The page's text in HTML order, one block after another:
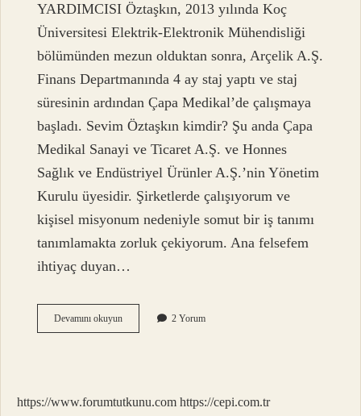
YARDIMCISI Öztaşkın, 2013 yılında Koç
Üniversitesi Elektrik-Elektronik Mühendisliği
bölümünden mezun olduktan sonra, Arçelik A.Ş.
Finans Departmanında 4 ay staj yaptı ve staj
süresinin ardından Çapa Medikal’de çalışmaya
başladı. Sevim Öztaşkın kimdir? Şu anda Çapa
Medikal Sanayi ve Ticaret A.Ş. ve Honnes
Sağlık ve Endüstriyel Ürünler A.Ş.’nin Yönetim
Kurulu üyesidir. Şirketlerde çalışıyorum ve
kişisel misyonum nedeniyle somut bir iş tanımı
tanımlamakta zorluk çekiyorum. Ana felsefem
ihtiyaç duyan…
Devamını okuyunMedikal
Sahibi
2 Yorum
https://www.forumtutkunu.com https://cepi.com.tr